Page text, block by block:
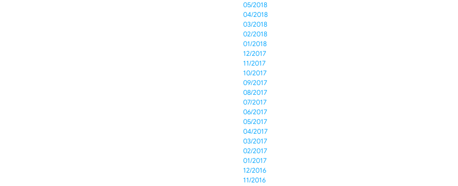
05/2018
04/2018
03/2018
02/2018
01/2018
12/2017
11/2017
10/2017
09/2017
08/2017
07/2017
06/2017
05/2017
04/2017
03/2017
02/2017
01/2017
12/2016
11/2016